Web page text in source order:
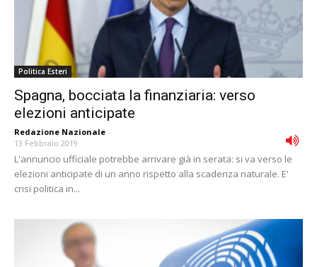
Politica Esteri
Spagna, bocciata la finanziaria: verso
elezioni anticipate
Redazione Nazionale -
13 Febbraio 2019
L'annuncio ufficiale potrebbe arrivare già in serata: si va verso le
elezioni anticipate di un anno rispetto alla scadenza naturale. E'
crisi politica in...